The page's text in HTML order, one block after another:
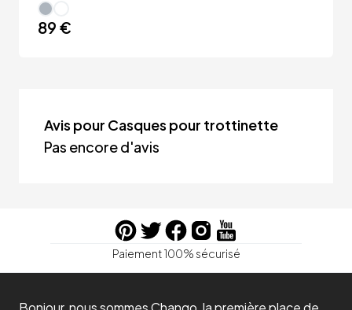
89 €
Avis pour Casques pour trottinette
Pas encore d'avis
Paiement 100% sécurisé